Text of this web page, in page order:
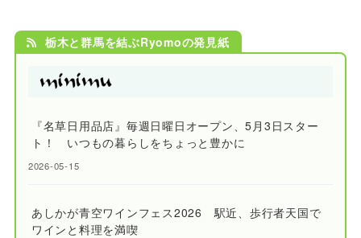
栃木と群馬を結ぶRyomoの発見紙
『名草日用品店』毎週日曜日オープン、5月3日スター
ト！ いつもの暮らしをちょっと豊かに
2026-05-15
あしかが青空ワインフェス2026 駅近、歩行者天国で
ワインと料理を満喫